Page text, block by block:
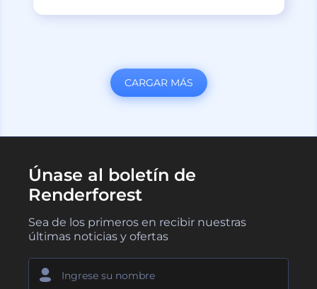
CARGAR MÁS
Únase al boletín de
Renderforest
Sea de los primeros en recibir nuestras
últimas noticias y ofertas